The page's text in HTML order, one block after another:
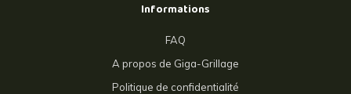
Informations
FAQ
A propos de Giga-Grillage
Politique de confidentialité